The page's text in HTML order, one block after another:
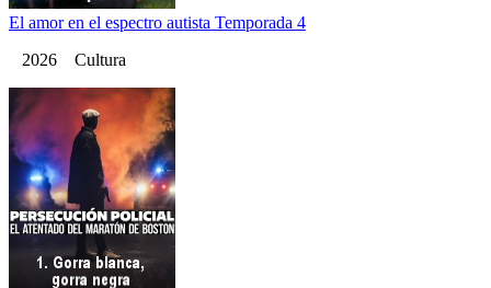
El amor en el espectro autista Temporada 4
2026 Cultura